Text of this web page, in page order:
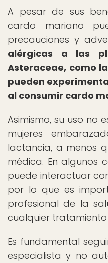
A pesar de sus
cardo mariano
precauciones y
alérgicas a las
Asteraceae, como
pueden
al consumir cardo
Asimismo, su uso no
mujeres
lactancia, a menos
médica. En algunos
puede interactuar
por lo que es
profesional de la
cualquier
Es fundamental
especialista y no